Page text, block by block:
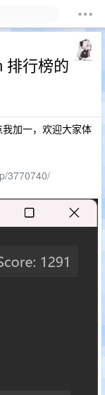
排行榜的
加一，欢迎大家体
3770740/